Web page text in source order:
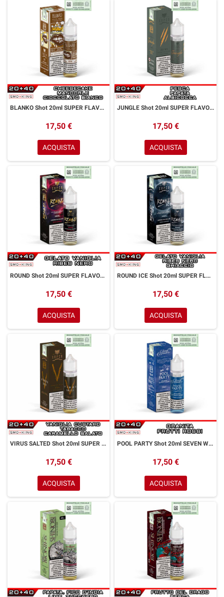
BLANKO Shot 20ml SUPER FLAVOR Cheesecake Cioccolato Bianco Mandorla
17,50 €
ACQUISTA
JUNGLE Shot 20ml SUPER FLAVOR Pesca Albicocca Papaya
17,50 €
ACQUISTA
ROUND Shot 20ml SUPER FLAVOR Gelato Vaniglia Ribes Nero
17,50 €
ACQUISTA
ROUND ICE Shot 20ml SUPER FLAVOR Gelato Vaniglia Ribes Nero Ice
17,50 €
ACQUISTA
VIRUS SALTED Shot 20ml SUPER FLAVOR Vaniglia Custard Tabacco Caramello Salato
17,50 €
ACQUISTA
POOL PARTY Shot 20ml SEVEN WONDERS Granita Frutti Rossi Ice
17,50 €
ACQUISTA